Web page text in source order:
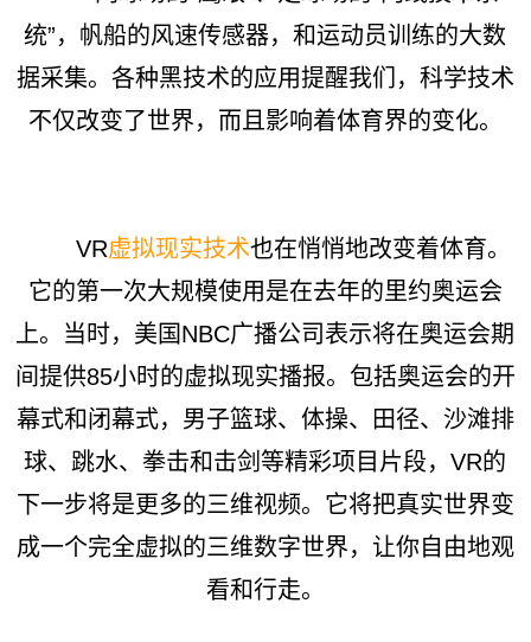
统”，帆船的风速传感器，和运动员训练的大数
据采集。各种黑技术的应用提醒我们，科学技术
不仅改变了世界，而且影响着体育界的变化。
VR虚拟现实技术也在悄悄地改变着体育。
它的第一次大规模使用是在去年的里约奥运会
上。当时，美国NBC广播公司表示将在奥运会期
间提供85小时的虚拟现实播报。包括奥运会的开
幕式和闭幕式，男子篮球、体操、田径、沙滩排
球、跳水、拳击和击剑等精彩项目片段，VR的
下一步将是更多的三维视频。它将把真实世界变
成一个完全虚拟的三维数字世界，让你自由地观
看和行走。